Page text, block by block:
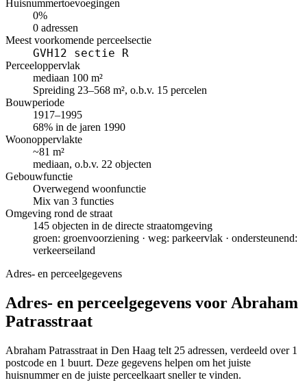
Huisnummertoevoegingen
0%
0 adressen
Meest voorkomende perceelsectie
GVH12 sectie R
Perceeloppervlak
mediaan 100 m²
Spreiding 23–568 m², o.b.v. 15 percelen
Bouwperiode
1917–1995
68% in de jaren 1990
Woonoppervlakte
~81 m²
mediaan, o.b.v. 22 objecten
Gebouwfunctie
Overwegend woonfunctie
Mix van 3 functies
Omgeving rond de straat
145 objecten in de directe straatomgeving
groen: groenvoorziening · weg: parkeervlak · ondersteunend:
verkeerseiland
Adres- en perceelgegevens
Adres- en perceelgegevens voor Abraham
Patrasstraat
Abraham Patrasstraat in Den Haag telt 25 adressen, verdeeld over 1
postcode en 1 buurt. Deze gegevens helpen om het juiste
huisnummer en de juiste perceelkaart sneller te vinden.